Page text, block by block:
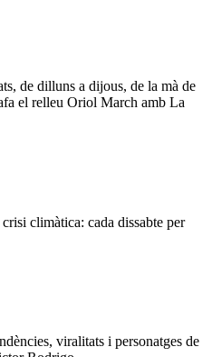
de dilluns a dijous, de la mà de
el relleu Oriol March amb La
climàtica: cada dissabte per
viralitats i personatges de